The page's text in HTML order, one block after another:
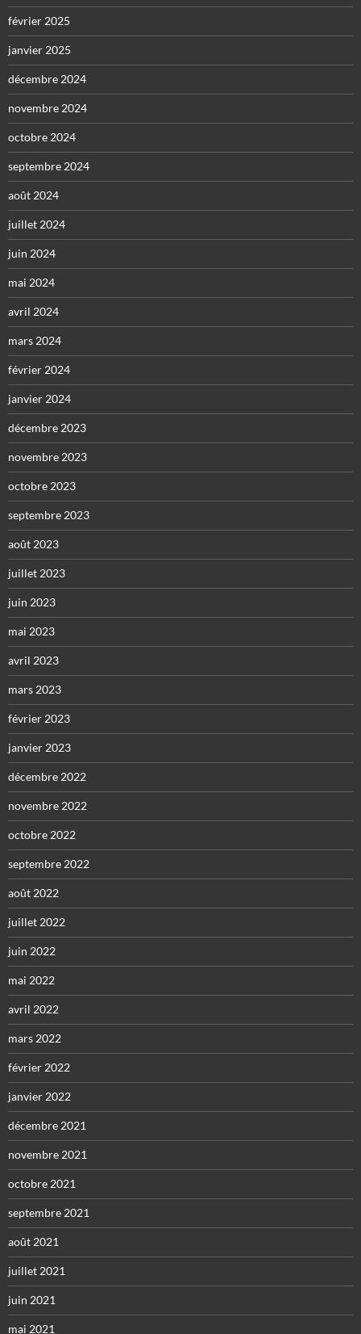
février 2025
janvier 2025
décembre 2024
novembre 2024
octobre 2024
septembre 2024
août 2024
juillet 2024
juin 2024
mai 2024
avril 2024
mars 2024
février 2024
janvier 2024
décembre 2023
novembre 2023
octobre 2023
septembre 2023
août 2023
juillet 2023
juin 2023
mai 2023
avril 2023
mars 2023
février 2023
janvier 2023
décembre 2022
novembre 2022
octobre 2022
septembre 2022
août 2022
juillet 2022
juin 2022
mai 2022
avril 2022
mars 2022
février 2022
janvier 2022
décembre 2021
novembre 2021
octobre 2021
septembre 2021
août 2021
juillet 2021
juin 2021
mai 2021